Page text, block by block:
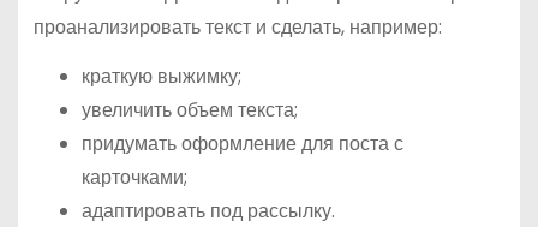
проанализировать текст и сделать, например:
краткую выжимку;
увеличить объем текста;
придумать оформление для поста с
карточками;
адаптировать под рассылку.